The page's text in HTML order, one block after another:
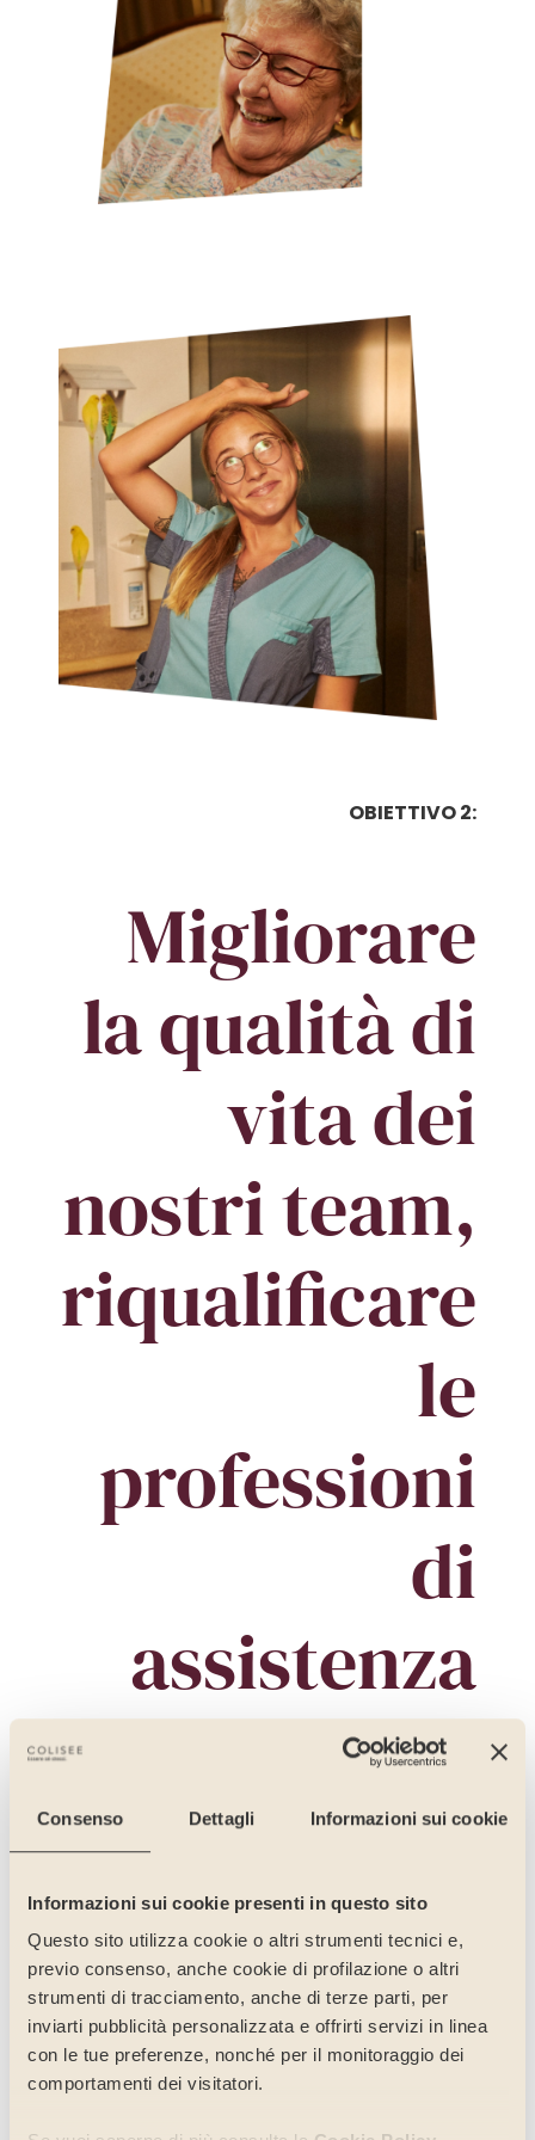
Consenso Dettagli Informazioni sui cookie
Informazioni sui cookie presenti in questo sito
Questo sito utilizza cookie o altri strumenti tecnici e,
previo consenso, anche cookie di profilazione o altri
strumenti di tracciamento, anche di terze parti, per
inviarti pubblicità personalizzata e offrirti servizi in linea
con le tue preferenze, nonché per il monitoraggio dei
comportamenti dei visitatori.
OBIETTIVO 2:
Migliorare
la qualità di
vita dei
nostri team,
riqualificare
le
professioni
di
assistenza
agli anziani.
di assistenza e cure, ogni nostro Talento,
ovvero ogni nostro collaboratore, deve
muoversi in un ambiente di lavoro adeguato.
Il modello della simmetria delle attenzioni è
al centro della nostra strategia: ci
impegniamo a sviluppare il benessere e il
potenziale di ciascuno, diamo valore